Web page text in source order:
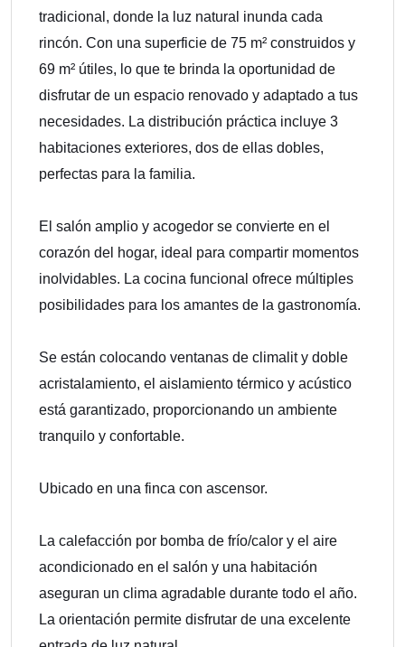
tradicional, donde la luz natural inunda cada
rincón. Con una superficie de 75 m² construidos y
69 m² útiles, lo que te brinda la oportunidad de
disfrutar de un espacio renovado y adaptado a tus
necesidades. La distribución práctica incluye 3
habitaciones exteriores, dos de ellas dobles,
perfectas para la familia.
El salón amplio y acogedor se convierte en el
corazón del hogar, ideal para compartir momentos
inolvidables. La cocina funcional ofrece múltiples
posibilidades para los amantes de la gastronomía.
Se están colocando ventanas de climalit y doble
acristalamiento, el aislamiento térmico y acústico
está garantizado, proporcionando un ambiente
tranquilo y confortable.
Ubicado en una finca con ascensor.
La calefacción por bomba de frío/calor y el aire
acondicionado en el salón y una habitación
aseguran un clima agradable durante todo el año.
La orientación permite disfrutar de una excelente